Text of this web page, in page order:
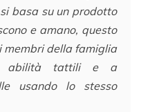
basa su un prodotto
e amano, questo
membri della famiglia
abilità tattili e a
usando lo stesso